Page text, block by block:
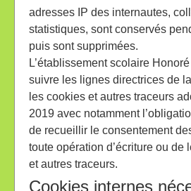
adresses IP des internautes,
statistiques, sont conservés
puis sont supprimées.
L’établissement scolaire
suivre les lignes directrices de
les cookies et autres traceurs
2019 avec notamment
de recueillir le consentement
toute opération d’écriture ou de
et autres traceurs.
Cookies internes